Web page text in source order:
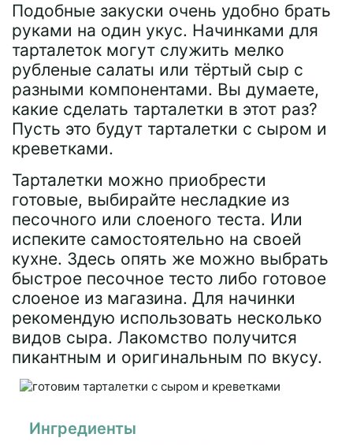
Подобные закуски очень удобно брать
руками на один укус. Начинками для
тарталеток могут служить мелко
рубленые салаты или тёртый сыр с
разными компонентами. Вы думаете,
какие сделать тарталетки в этот раз?
Пусть это будут тарталетки с сыром и
креветками.
Тарталетки можно приобрести
готовые, выбирайте несладкие из
песочного или слоеного теста. Или
испеките самостоятельно на своей
кухне. Здесь опять же можно выбрать
быстрое песочное тесто либо готовое
слоеное из магазина. Для начинки
рекомендую использовать несколько
видов сыра. Лакомство получится
пикантным и оригинальным по вкусу.
Ингредиенты